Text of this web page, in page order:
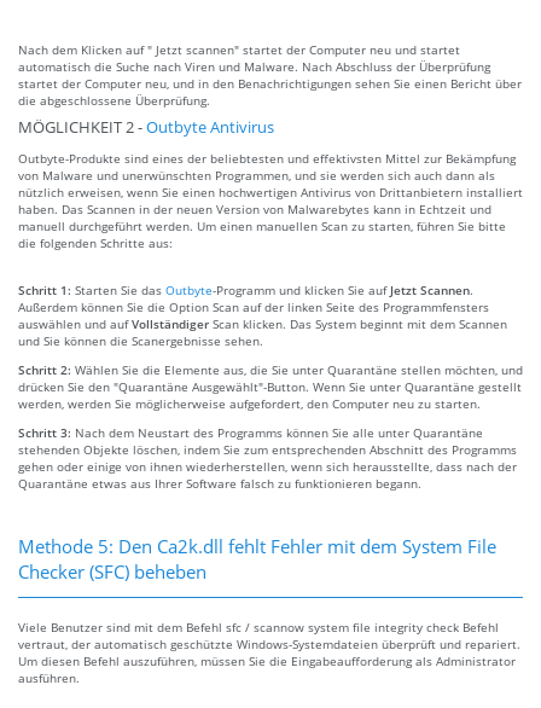
Nach dem Klicken auf " Jetzt scannen" startet der Computer neu und startet
automatisch die Suche nach Viren und Malware. Nach Abschluss der Überprüfung
startet der Computer neu, und in den Benachrichtigungen sehen Sie einen Bericht über
die abgeschlossene Überprüfung.
MÖGLICHKEIT 2 -Outbyte Antivirus
Outbyte-Produkte sind eines der beliebtesten und effektivsten Mittel zur Bekämpfung
von Malware und unerwünschten Programmen, und sie werden sich auch dann als
nützlich erweisen, wenn Sie einen hochwertigen Antivirus von Drittanbietern installiert
haben. Das Scannen in der neuen Version von Malwarebytes kann in Echtzeit und
manuell durchgeführt werden. Um einen manuellen Scan zu starten, führen Sie bitte
die folgenden Schritte aus:
Schritt 1: Starten Sie das Outbyte-Programm und klicken Sie auf Jetzt Scannen.
Außerdem können Sie die Option Scan auf der linken Seite des Programmfensters
auswählen und aufVollständiger Scan klicken. Das System beginnt mit dem Scannen
und Sie können die Scanergebnisse sehen.
Schritt 2: Wählen Sie die Elemente aus, die Sie unter Quarantäne stellen möchten, und
drücken Sie den "Quarantäne Ausgewählt"-Button. Wenn Sie unter Quarantäne gestellt
werden, werden Sie möglicherweise aufgefordert, den Computer neu zu starten.
Schritt 3: Nach dem Neustart des Programms können Sie alle unter Quarantäne
stehenden Objekte löschen, indem Sie zum entsprechenden Abschnitt des Programms
gehen oder einige von ihnen wiederherstellen, wenn sich herausstellte, dass nach der
Quarantäne etwas aus Ihrer Software falsch zu funktionieren begann.
Methode 5: Den Ca2k.dll fehlt Fehler mit dem System File
Checker (SFC) beheben
Viele Benutzer sind mit dem Befehl sfc / scannow system file integrity check Befehl
vertraut, der automatisch geschützte Windows-Systemdateien überprüft und repariert.
Um diesen Befehl auszuführen, müssen Sie die Eingabeaufforderung als Administrator
ausführen.